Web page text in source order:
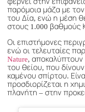
παρόμοια μάζα με
του Δία, ενώ η μέση
στους 1.000 βαθμούς
Οι επιστήμονες
ενώ οι τελευταίες
Nature, αποκαλύπτουν
του θείου, που
καμένου σπίρτου.
προσδιορίζεται η
πλανήτη – στην